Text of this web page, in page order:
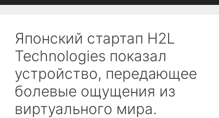
Японский стартап H2L
Technologies показал
устройство, передающее
болевые ощущения из
виртуального мира.